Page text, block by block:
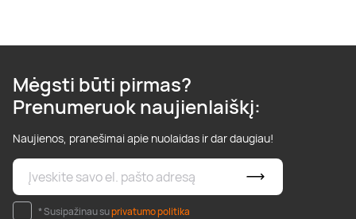
Mėgsti būti pirmas?
Prenumeruok naujienlaiškį:
Naujienos, pranešimai apie nuolaidas ir dar daugiau!
* Susipažinau suprivatumo politika